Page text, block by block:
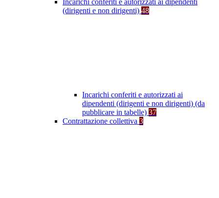
Incarichi conferiti e autorizzati ai dipendenti
(dirigenti e non dirigenti) 48
Incarichi conferiti e autorizzati ai
dipendenti (dirigenti e non dirigenti) (da
pubblicare in tabelle) 37
Contrattazione collettiva 3